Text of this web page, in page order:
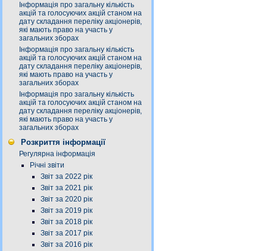
Інформація про загальну кількість
акцій та голосуючих акцій станом на
дату складання переліку акціонерів,
які мають право на участь у
загальних зборах
Інформація про загальну кількість
акцій та голосуючих акцій станом на
дату складання переліку акціонерів,
які мають право на участь у
загальних зборах
Інформація про загальну кількість
акцій та голосуючих акцій станом на
дату складання переліку акціонерів,
які мають право на участь у
загальних зборах
Розкриття інформації
Регулярна інформація
Річні звіти
Звіт за 2022 рік
Звіт за 2021 рік
Звіт за 2020 рік
Звіт за 2019 рік
Звіт за 2018 рік
Звіт за 2017 рік
Звіт за 2016 рік